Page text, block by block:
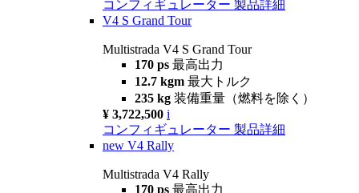
コンフィギュレーター 製品詳細
V4 S Grand Tour
Multistrada V4 S Grand Tour
170 ps 最高出力
12.7 kgm 最大トルク
235 kg 装備重量（燃料を除く）
¥ 3,722,500 i
コンフィギュレーター 製品詳細
new V4 Rally
Multistrada V4 Rally
170 ps 最高出力